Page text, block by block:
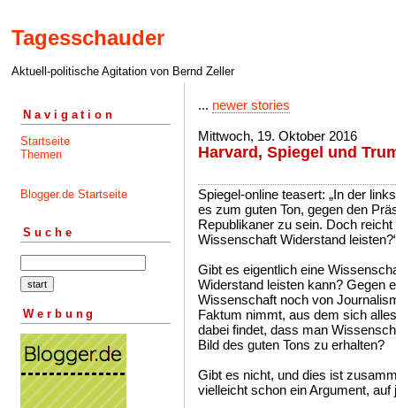
Tagesschauder
Aktuell-politische Agitation von Bernd Zeller
Navigation
Startseite
Themen
Blogger.de Startseite
Suche
Werbung
... newer stories
Mittwoch, 19. Oktober 2016
Harvard, Spiegel und
Spiegel-online teasert: „In der
es zum guten Ton, gegen den
Republikaner zu sein. Doch
Wissenschaft Widerstand
Gibt es eigentlich eine
Widerstand leisten kann? Gegen
Wissenschaft noch von
Faktum nimmt, aus dem sich
dabei findet, dass man
Bild des guten Tons zu erhalten?
Gibt es nicht, und dies ist
vielleicht schon ein Argument,